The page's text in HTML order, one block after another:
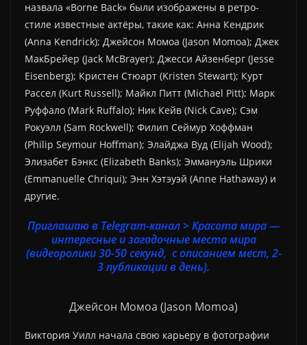
назвала «Borne Back» были изображены в ретро-
стиле известные актёры, такие как: Анна Кендрик
(Anna Kendrick); Джейсон Момоа (Jason Momoa); Джек
МакБрейер (Jack McBrayer); Джесси Айзенберг (Jesse
Eisenberg); Кристен Стюарт (Kristen Stewart); Курт
Рассел (Kurt Russell); Майкл Питт (Michael Pitt); Марк
Руффало (Mark Ruffalo); Ник Кейв (Nick Cave); Сэм
Рокуэлл (Sam Rockwell); Филип Сеймур Хоффман
(Philip Seymour Hoffman); Элайджа Вуд (Elijah Wood);
Элизабет Бэнкс (Elizabeth Banks); Эммануэль Шрики
(Emmanuelle Chriqui); Энн Хэтэуэй (Anne Hathaway) и
другие.
Приглашаю в Telegram-канал > Красота мира —
интересные и загадочные места мира
(видеоролики 30-50 секунд, с описанием мест, 2-
3 публикации в день).
Джейсон Момоа (Jason Momoa)
Виктория Уилл начала свою карьеру в фотографии